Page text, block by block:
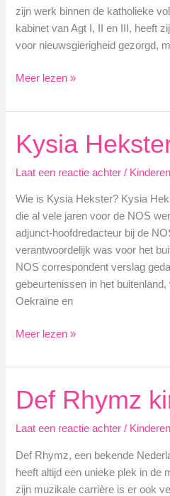
zijn werk binnen de katholieke
kabinet van Agt I, II en III, heeft
voor nieuwsgierigheid gezorgd,
Kinderen
van
Meer lezen »
Kysia
Laat een reactie achter / Kinderen
Wie is Kysia Hekster? Kysia
die al vele jaren voor de NOS
adjunct-hoofdredacteur bij de
verantwoordelijk was voor het
NOS correspondent verslag
gebeurtenissen in het
Oekraïne en
Kysia
gezin
Meer lezen »
Def Rhymz
Laat een reactie achter / Kinderen
Def Rhymz, een bekende
heeft altijd een unieke plek in de
zijn muzikale carrière is er ook